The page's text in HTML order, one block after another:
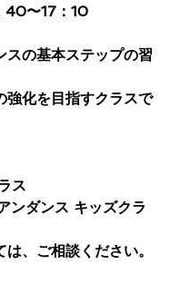
〜17：10
スの基本ステップの習
強化を目指すクラスで
ス
ンダンス キッズクラ
、ご相談ください。